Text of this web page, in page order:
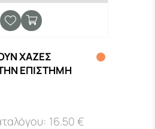
ΧΑΖΕΣ
ΕΠΙΣΤΗΜΗ
16.50 €